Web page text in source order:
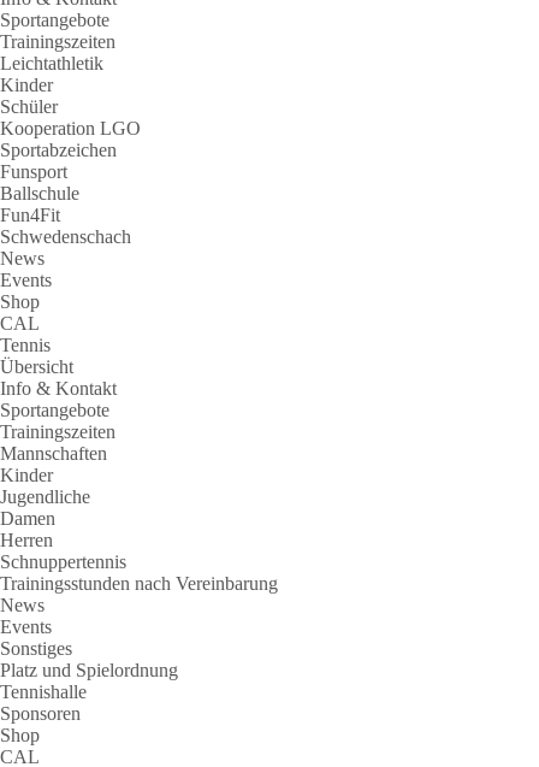
Sportangebote
Trainingszeiten
Leichtathletik
Kinder
Schüler
Kooperation LGO
Sportabzeichen
Funsport
Ballschule
Fun4Fit
Schwedenschach
News
Events
Shop
CAL
Tennis
Übersicht
Info & Kontakt
Sportangebote
Trainingszeiten
Mannschaften
Kinder
Jugendliche
Damen
Herren
Schnuppertennis
Trainingsstunden nach Vereinbarung
News
Events
Sonstiges
Platz und Spielordnung
Tennishalle
Sponsoren
Shop
CAL